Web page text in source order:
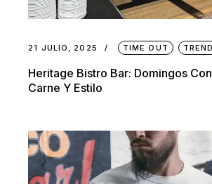
21 JULIO, 2025 TIME OUT TREND
Heritage Bistro Bar: Domingos
Carne Y Estilo